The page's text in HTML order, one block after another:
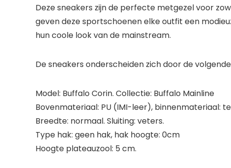
Deze sneakers zijn de perfecte metgezel voor
geven deze sportschoenen elke outfit een
hun coole look van de mainstream.
De sneakers onderscheiden zich door de
Model: Buffalo Corin. Collectie: Buffalo Mainline
Bovenmateriaal: PU (IMI-leer), binnenmateriaal:
Breedte: normaal. Sluiting: veters.
Type hak: geen hak, hak hoogte: 0cm
Hoogte plateauzool: 5 cm.